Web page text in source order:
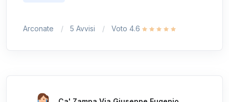
Arconate 5 Avvisi Voto 4.6